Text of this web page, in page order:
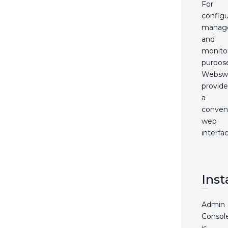
For
and
a
web
Admin